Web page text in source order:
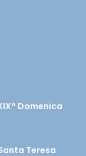
Domenica
Teresa